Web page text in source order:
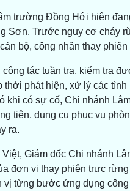
trường Đồng Hới hiện
Sơn. Trước nguy cơ cháy
bộ, công nhân thay
tác tuần tra, kiểm tra
thời phát hiện, xử lý các
khi có sự cố, Chi nhánh
tiện, dụng cụ phục vụ
ra.
Giám đốc Chi nhánh
đơn vị thay phiên trực
vị từng bước ứng dụng